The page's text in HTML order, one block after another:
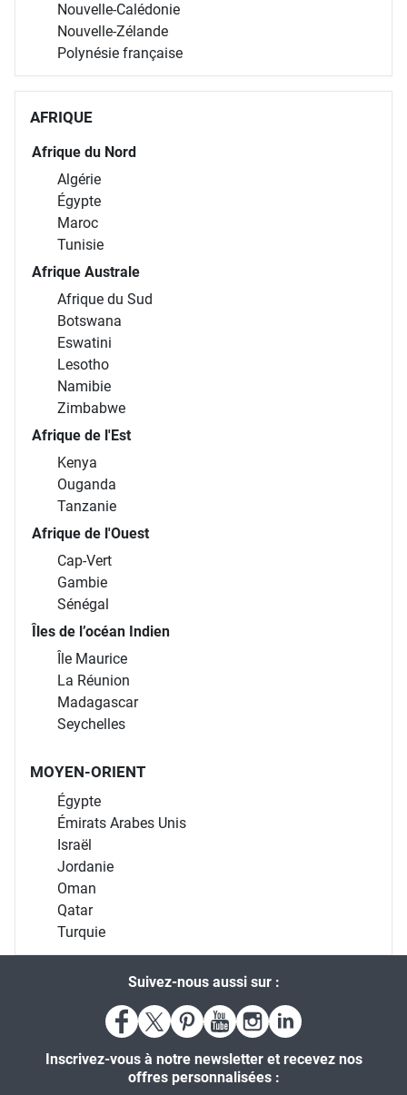
Nouvelle-Calédonie
Nouvelle-Zélande
Polynésie française
AFRIQUE
Afrique du Nord
Algérie
Égypte
Maroc
Tunisie
Afrique Australe
Afrique du Sud
Botswana
Eswatini
Lesotho
Namibie
Zimbabwe
Afrique de l'Est
Kenya
Ouganda
Tanzanie
Afrique de l'Ouest
Cap-Vert
Gambie
Sénégal
Îles de l’océan Indien
Île Maurice
La Réunion
Madagascar
Seychelles
MOYEN-ORIENT
Égypte
Émirats Arabes Unis
Israël
Jordanie
Oman
Qatar
Turquie
Suivez-nous aussi sur :
Inscrivez-vous à notre newsletter et recevez nos
offres personnalisées :